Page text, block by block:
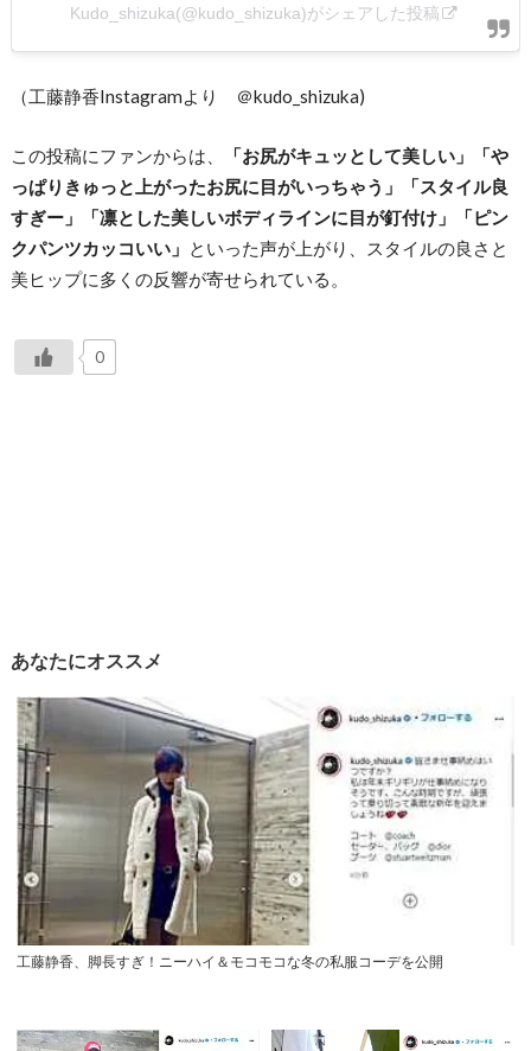
Kudo_shizuka(@kudo_shizuka)がシェアした投稿
（工藤静香Instagramより ＠kudo_shizuka)
この投稿にファンからは、
「お尻がキュッとして美しい」「や
っぱりきゅっと上がったお尻に目がいっちゃう」「スタイル良
すぎー」「凛とした美しいボディラインに目が釘付け」「ピン
クパンツカッコいい」 といった声が上がり、スタイルの良さと
美ヒップに多くの反響が寄せられている。
0
あなたにオススメ
工藤静香、脚長すぎ！ニーハイ＆モコモコな冬の私服コーデを公開